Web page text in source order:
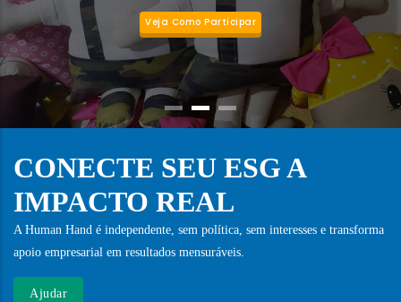
Veja Como Participar
CONECTE SEU ESG A
IMPACTO REAL
A Human Hand é independente, sem política, sem interesses e transforma
apoio empresarial em resultados mensuráveis.
Ajudar